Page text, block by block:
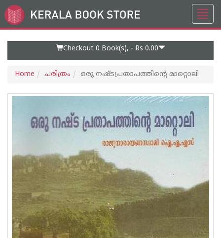
Go
to
Checkout 0 Book(s), - Rs 0.00
Home ചരിത്രം ഒരു നഷ്ടപ്രതാപത്തിന്റെ മാറ്റൊലി